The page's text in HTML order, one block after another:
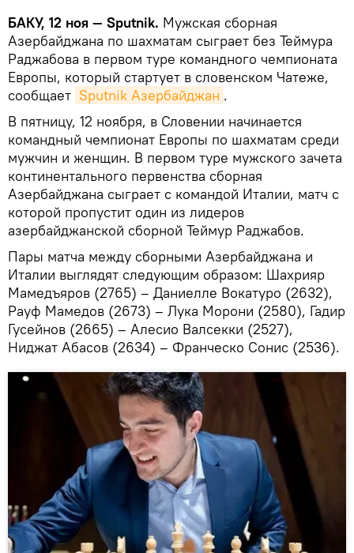
БАКУ, 12 ноя — Sputnik. Мужская сборная
Азербайджана по шахматам сыграет без Теймура
Раджабова в первом туре командного чемпионата
Европы, который стартует в словенском Чатеже,
сообщает Sputnik Азербайджан .
В пятницу, 12 ноября, в Словении начинается
командный чемпионат Европы по шахматам среди
мужчин и женщин. В первом туре мужского зачета
континентального первенства сборная
Азербайджана сыграет с командой Италии, матч с
которой пропустит один из лидеров
азербайджанской сборной Теймур Раджабов.
Пары матча между сборными Азербайджана и
Италии выглядят следующим образом: Шахрияр
Мамедъяров (2765) – Даниелле Вокатуро (2632),
Рауф Мамедов (2673) – Лука Морони (2580), Гадир
Гусейнов (2665) – Алесио Валсекки (2527),
Ниджат Абасов (2634) – Франческо Сонис (2536).